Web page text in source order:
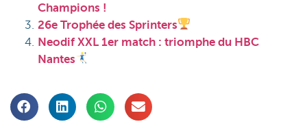
Champions !
26e Trophée des Sprinters
Neodif XXL 1er match : triomphe du HBC
Nantes